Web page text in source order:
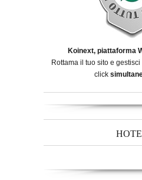
Koinext, piattaforma
Rottama il tuo sito e
click